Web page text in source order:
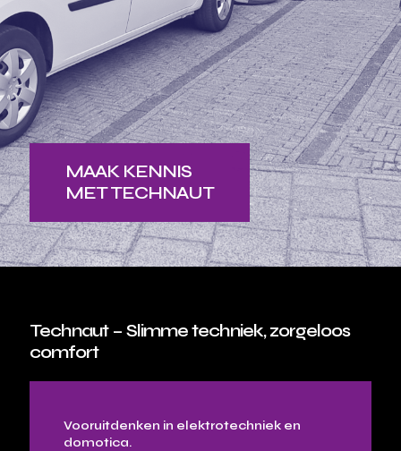
MAAK KENNIS
MET TECHNAUT
Technaut – Slimme techniek, zorgeloos
comfort
Vooruitdenken in elektrotechniek en
domotica.